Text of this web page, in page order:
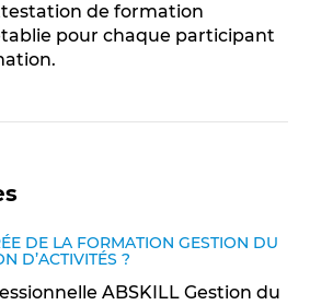
de formation
pour chaque participant
DE LA FORMATION GESTION DU
D’ACTIVITÉS ?
ABSKILL Gestion du